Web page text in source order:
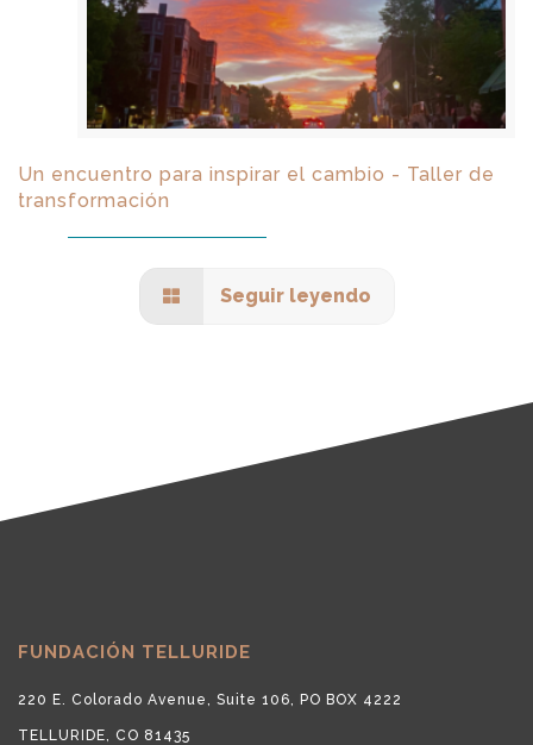
Un encuentro para inspirar el cambio - Taller de
transformación
Seguir leyendo
FUNDACIÓN TELLURIDE
220 E. Colorado Avenue, Suite 106, PO BOX 4222
TELLURIDE, CO 81435